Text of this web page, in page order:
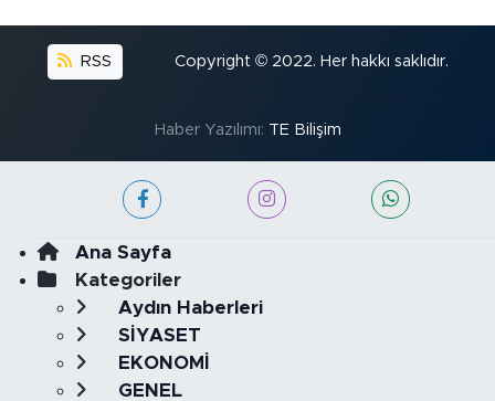
RSS Copyright © 2022. Her hakkı saklıdır.
Haber Yazılımı: TE Bilişim
Ana Sayfa
Kategoriler
Aydın Haberleri
SİYASET
EKONOMİ
GENEL